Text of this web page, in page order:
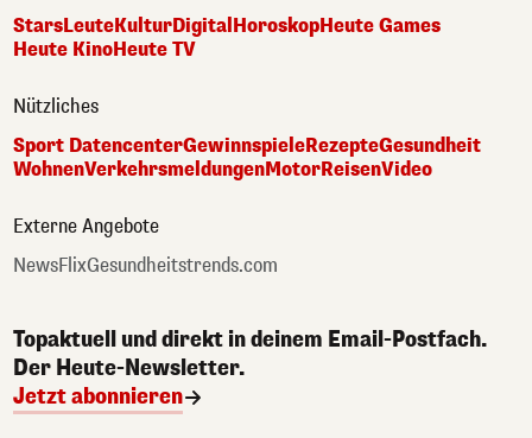
StarsLeuteKulturDigitalHoroskopHeute Games
Heute KinoHeute TV
Nützliches
Sport DatencenterGewinnspieleRezepteGesundheit
WohnenVerkehrsmeldungenMotorReisenVideo
Externe Angebote
NewsFlixGesundheitstrends.com
Topaktuell und direkt in deinem Email-Postfach.
Der Heute-Newsletter.
Jetzt abonnieren